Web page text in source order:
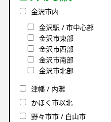
金沢市内
金沢駅 / 市中心部
金沢市東部
金沢市西部
金沢市南部
金沢市北部
津幡 / 内灘
かほく市以北
野々市市 / 白山市